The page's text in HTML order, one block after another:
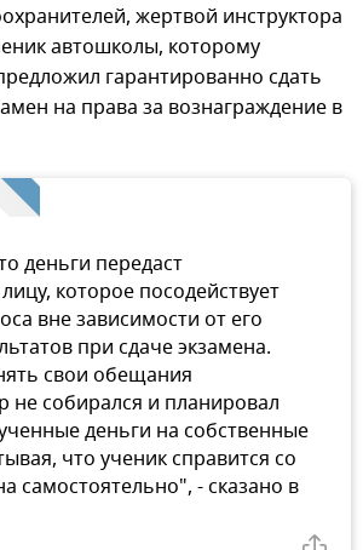
жертвой инструктора
автошколы, которому
гарантированно сдать
на права за вознаграждение в
деньги передаст
которое посодействует
вне зависимости от его
при сдаче экзамена.
свои обещания
не собирался и планировал
деньги на собственные
что ученик справится со
самостоятельно", - сказано в